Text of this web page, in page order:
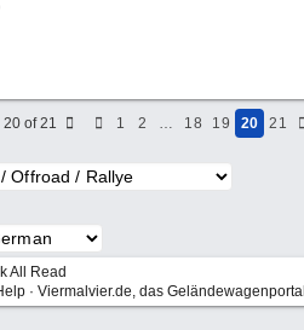
20 of 21 1 2 … 18 19 20
21
All Read
· Viermalvier.de, das